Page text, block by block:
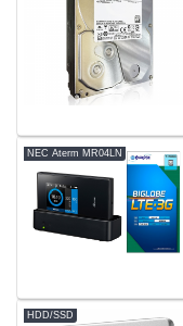
NEC Aterm MR04LN
HDD/SSD